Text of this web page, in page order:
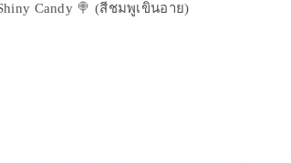
Candy 🍭 (สีชมพูเขินอาย)